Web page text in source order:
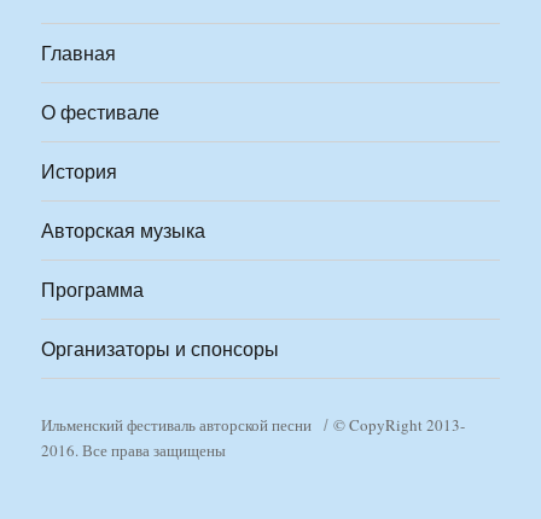
Главная
О фестивале
История
Авторская музыка
Программа
Организаторы и спонсоры
Ильменский фестиваль авторской песни
© CopyRight 2013-
2016. Все права защищены